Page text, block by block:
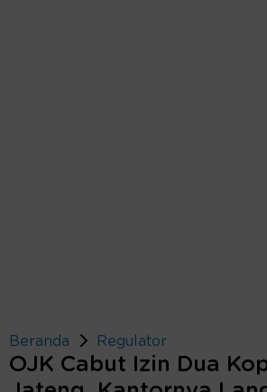
Beranda Regulator
OJK Cabut Izin Dua